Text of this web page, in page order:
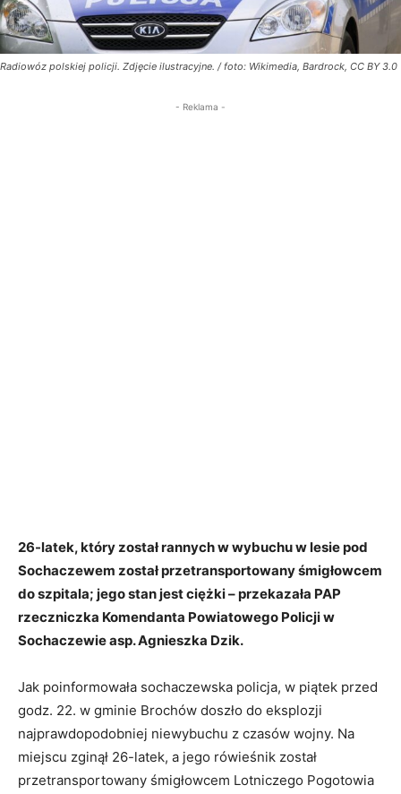
Radiowóz polskiej policji. Zdjęcie ilustracyjne. / foto: Wikimedia, Bardrock, CC BY 3.0
- Reklama -
26-latek, który został rannych w wybuchu w lesie pod
Sochaczewem został przetransportowany śmigłowcem
do szpitala; jego stan jest ciężki – przekazała PAP
rzeczniczka Komendanta Powiatowego Policji w
Sochaczewie asp. Agnieszka Dzik.
Jak poinformowała sochaczewska policja, w piątek przed
godz. 22. w gminie Brochów doszło do eksplozji
najprawdopodobniej niewybuchu z czasów wojny. Na
miejscu zginął 26-latek, a jego rówieśnik został
przetransportowany śmigłowcem Lotniczego Pogotowia